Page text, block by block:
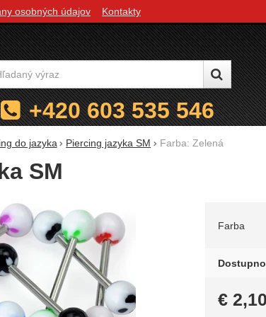
do jazyka Piercing jazyka SM Farba: Zelená
SM
Zvoľte
Farba
€ 2,10
osobných údajov Kontakty
+420 603 535 546